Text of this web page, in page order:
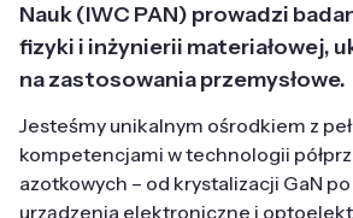
Nauk (IWC PAN) prowadzi
fizyki i inżynierii materiałowej,
na zastosowania przemysłowe.
Jesteśmy unikalnym ośrodkiem z
kompetencjami w technologii
azotkowych – od krystalizacji GaN
urządzenia elektroniczne i